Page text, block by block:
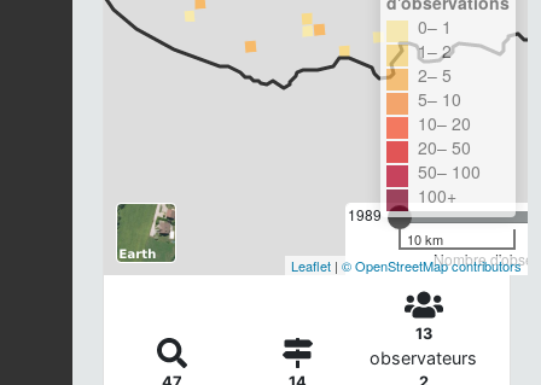
1989
Nombre
0– 1
1– 2
2– 5
5– 10
10– 20
20– 50
50– 100
100+
10 km
Leaflet | © OpenStreetMap contributors
13
observateurs